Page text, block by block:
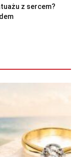
z sercem?